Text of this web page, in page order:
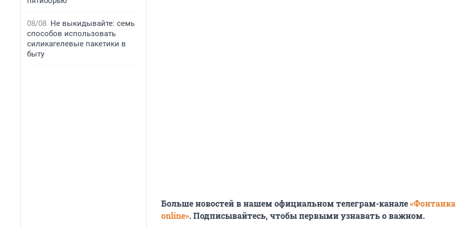
08/08 Не выкидывайте: семь
способов использовать
силикагелевые пакетики в
быту
Больше новостей в нашем официальном телеграм-канале«Фонтанка
online». Подписывайтесь, чтобы первыми узнавать о важном.